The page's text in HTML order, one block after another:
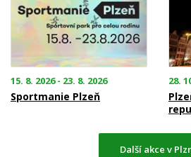
15. 8. 2026 - 23. 8. 2026
Sportmanie Plzeň
28.
Další akce v